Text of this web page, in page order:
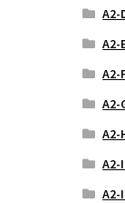
A2-
A2-
A2-
A2-
A2-